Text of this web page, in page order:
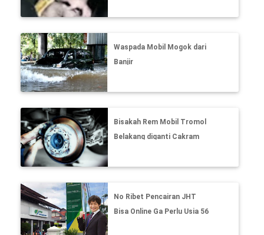
Waspada Mobil Mogok dari
Banjir
Bisakah Rem Mobil Tromol
Belakang diganti Cakram
No Ribet Pencairan JHT
Bisa Online Ga Perlu Usia 56